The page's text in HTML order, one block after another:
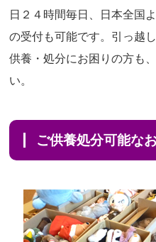
日２４時間毎日、日本全国
の受付も可能です。引っ越
供養・処分にお困りの方も
い。
ご供養処分可能な